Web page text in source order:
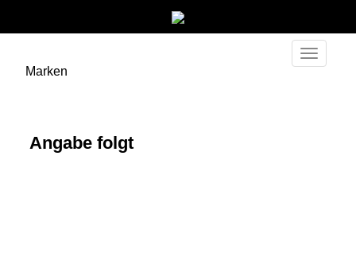
Toggle
Marken
Angabe folgt